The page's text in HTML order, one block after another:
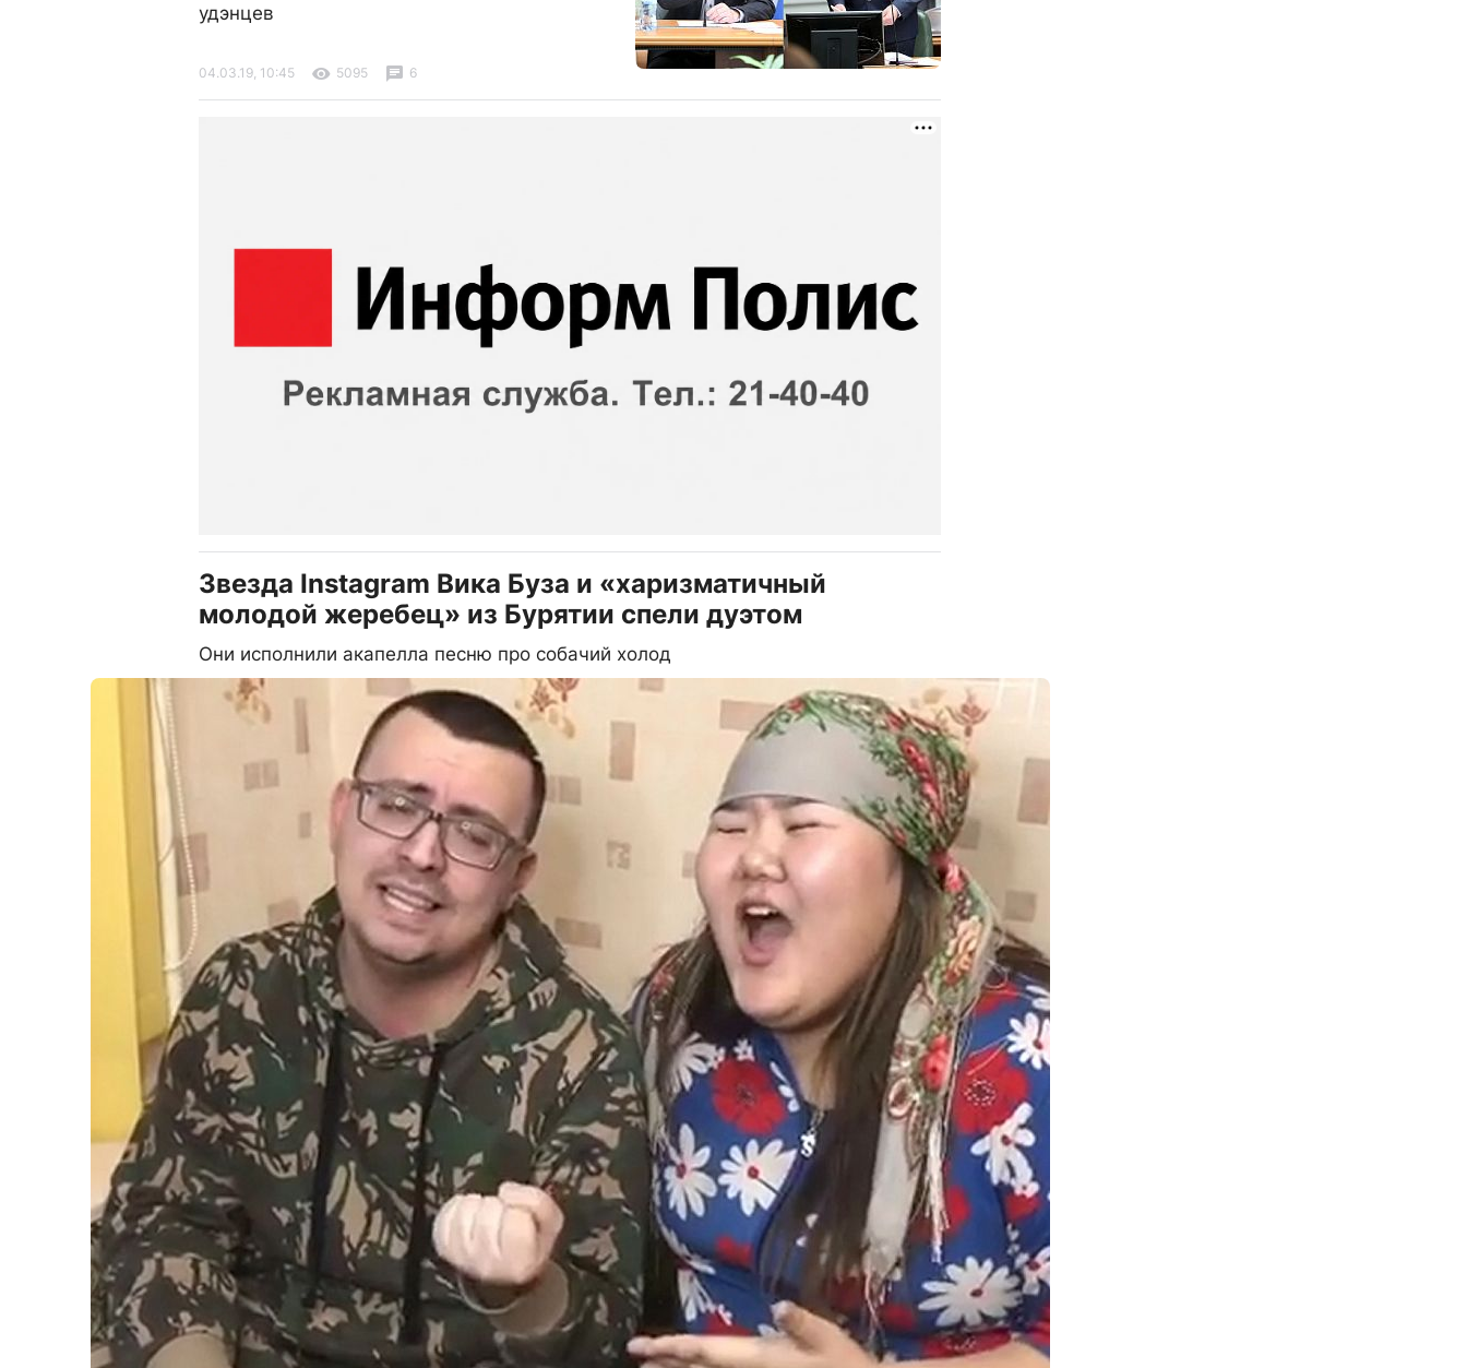
удэнцев
04.03.19, 10:45 5095 6
Звезда Instagram Вика Буза и «харизматичный
молодой жеребец» из Бурятии спели дуэтом
Они исполнили акапелла песню про собачий холод